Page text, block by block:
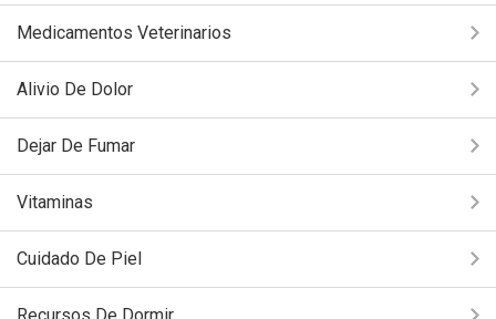
Medicamentos Veterinarios
Alivio De Dolor
Dejar De Fumar
Vitaminas
Cuidado De Piel